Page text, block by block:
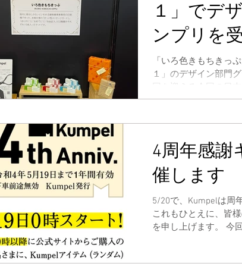
１」でデ
ンプリを
「いろ色きもちきっ
１」のデザイン部門
回を迎える今回の日
以降に発表された文
品を選定し、グラン
4周年感謝
催します
5/20で、Kumpelは周
これもひとえに、皆
を申し上げます。 今
まに...